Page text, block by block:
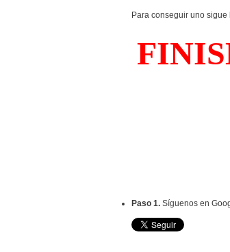
Para conseguir uno
Paso 1. Síguenos en